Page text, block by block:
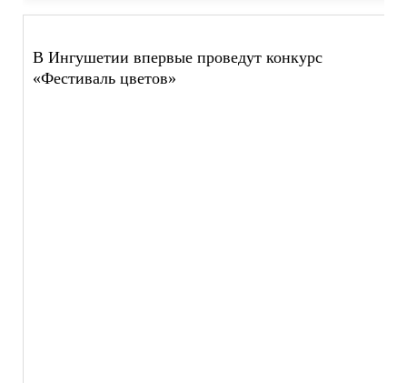
В Ингушетии впервые проведут конкурс
«Фестиваль цветов»